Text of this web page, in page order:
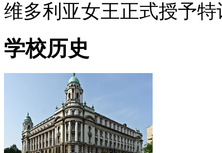
维多利亚女王正式授予
学校历史